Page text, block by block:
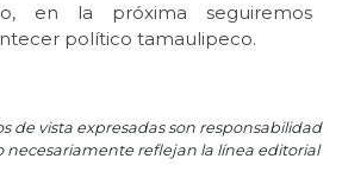
en la próxima seguiremos
político tamaulipeco.
de vista expresadas son responsabilidad
necesariamente reflejan la línea editorial